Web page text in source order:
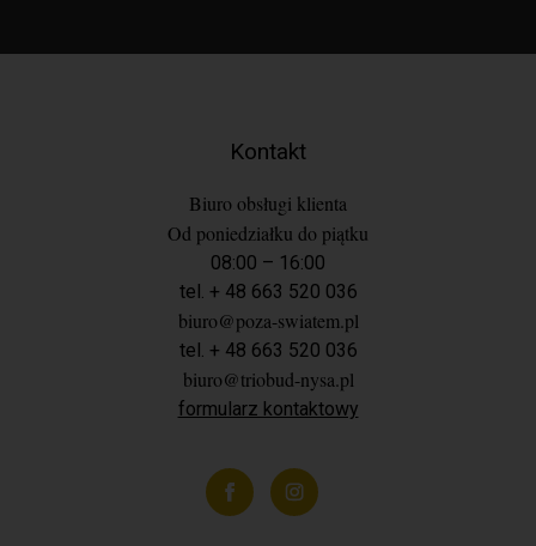
Kontakt
Biuro obsługi klienta
Od poniedziałku do piątku
08:00 – 16:00
tel. + 48 663 520 036
biuro@poza-swiatem.pl
tel. + 48 663 520 036
biuro@triobud-nysa.pl
formularz kontaktowy